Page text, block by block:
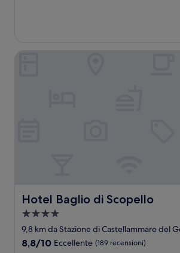
Hotel Baglio di Scopello
Hotel Baglio di Scopello
Struttura
a
4.0
9,8 km da Stazione di Castellammare del
8.8
8,8/10 Eccellente (189 recensioni)